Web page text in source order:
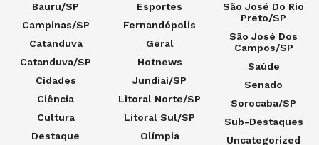
Bauru/SP
Campinas/SP
Catanduva
Catanduva/SP
Cidades
Ciência
Cultura
Destaque
Esportes
Fernandópolis
Geral
Hotnews
Jundiaí/SP
Litoral Norte/SP
Litoral Sul/SP
Olímpia
São José Do Rio
Preto/SP
São José Dos
Campos/SP
Saúde
Senado
Sorocaba/SP
Sub-Destaques
Uncategorized